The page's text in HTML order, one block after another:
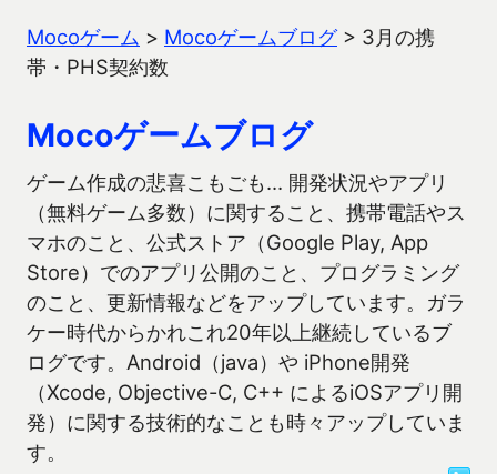
Mocoゲーム > Mocoゲームブログ> 3月の携
帯・PHS契約数
Mocoゲームブログ
ゲーム作成の悲喜こもごも… 開発状況やアプリ
（無料ゲーム多数）に関すること、携帯電話やス
マホのこと、公式ストア（Google Play, App
Store）でのアプリ公開のこと、プログラミング
のこと、更新情報などをアップしています。ガラ
ケー時代からかれこれ20年以上継続しているブ
ログです。Android（java）や iPhone開発
（Xcode, Objective-C, C++ によるiOSアプリ開
発）に関する技術的なことも時々アップしていま
す。